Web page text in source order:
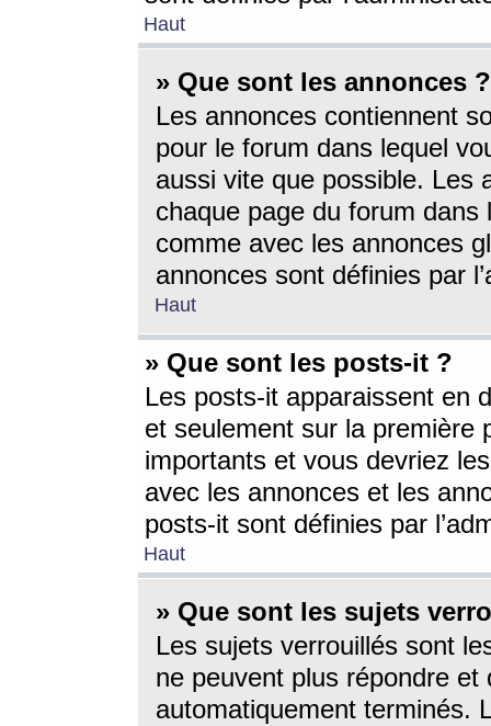
Haut
» Que sont les annonces ?
Les annonces contiennent
pour le forum dans lequel
aussi vite que possible. Les
chaque page du forum dans
comme avec les annonces
annonces sont définies par
Haut
» Que sont les posts-it ?
Les posts-it apparaissent en
et seulement sur la première
importants et vous devriez
avec les annonces et les
posts-it sont définies par
Haut
» Que sont les sujets
Les sujets verrouillés sont
ne peuvent plus répondre
automatiquement terminés.